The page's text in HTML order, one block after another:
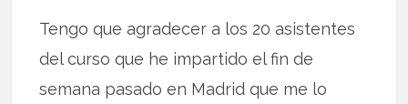
Tengo que agradecer a los 20 asistentes
del curso que he impartido el fin de
semana pasado en Madrid que me lo